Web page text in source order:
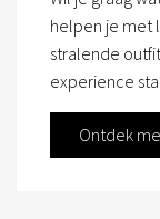
helpen je met
stralende
experience
Ontdek